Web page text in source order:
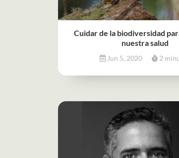
Cuidar de la biodiversidad
nuestra salud
Jun 5, 2020 2